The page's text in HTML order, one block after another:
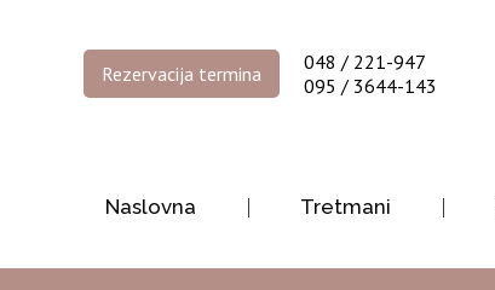
Rezervacija termina
048 / 221-947
095 / 3644-143
Naslovna Tretmani